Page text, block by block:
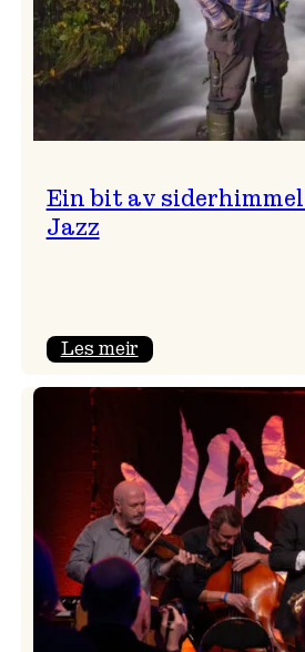
Ein bit av
Jazz
Les meir:
siderhimmelen
til
Vossa
Jazz